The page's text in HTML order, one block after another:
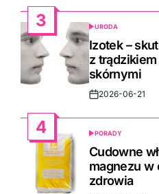
3
POSTED
IN
URODA
Izotek –
z
skórnymi
Post2026-06-21
4
POSTED
IN
PORADY
Cudowne
magnezu w
zdrowia